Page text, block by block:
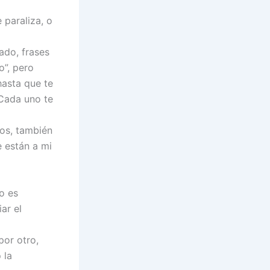
paraliza, o
frases
pero
que te
uno te
también
están a mi
es
el
otro,
la